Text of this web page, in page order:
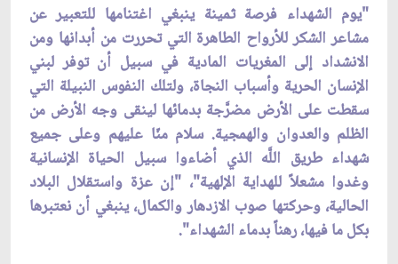
"يوم الشهداء فرصة ثمينة ينبغي اغتنامها للتعبير عن
مشاعر الشكر للأرواح الطاهرة التي تحررت من أبدانها ومن
الانشداد إلى المغريات المادية في سبيل أن توفر لبني
الإنسان الحرية وأسباب النجاة، ولتلك النفوس النبيلة التي
سقطت على الأرض مضرَّجة بدمائها لينقى وجه الأرض من
الظلم والعدوان والهمجية. سلام منّا عليهم وعلى جميع
شهداء طريق اللَّه الذي أضاءوا سبيل الحياة الإنسانية
وغدوا مشعلاً للهداية الإلهية"، "إن عزة واستقلال البلاد
الحالية، وحركتها صوب الازدهار والكمال، ينبغي أن نعتبرها
بكل ما فيها، رهناً بدماء الشهداء".